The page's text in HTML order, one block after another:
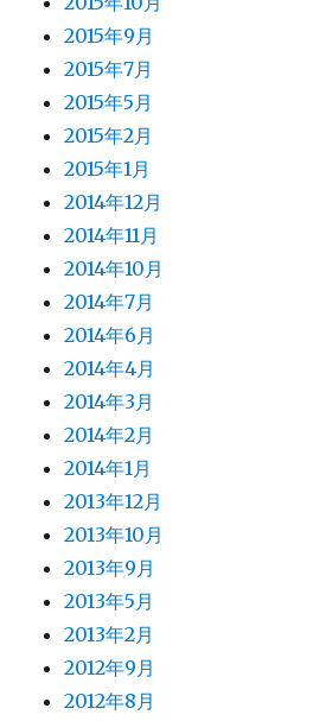
2015年9月
2015年7月
2015年5月
2015年2月
2015年1月
2014年12月
2014年11月
2014年10月
2014年7月
2014年6月
2014年4月
2014年3月
2014年2月
2014年1月
2013年12月
2013年10月
2013年9月
2013年5月
2013年2月
2012年9月
2012年8月